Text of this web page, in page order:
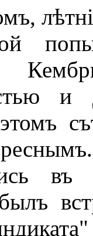
и
въ